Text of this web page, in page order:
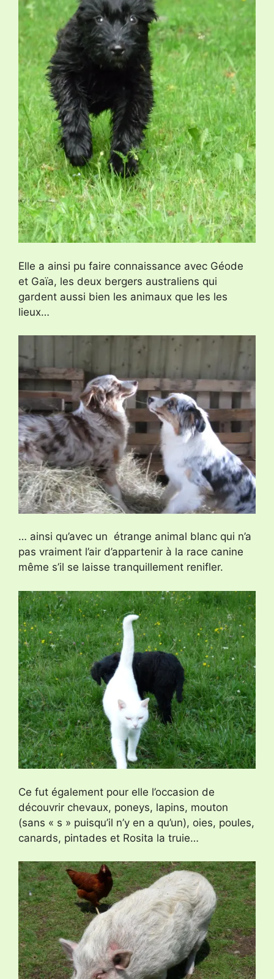
Elle a ainsi pu faire connaissance avec Géode
et Gaïa, les deux bergers australiens qui
gardent aussi bien les animaux que les les
lieux…
… ainsi qu’avec un étrange animal blanc qui n’a
pas vraiment l’air d’appartenir à la race canine
même s’il se laisse tranquillement renifler.
Ce fut également pour elle l’occasion de
découvrir chevaux, poneys, lapins, mouton
(sans « s » puisqu’il n’y en a qu’un), oies, poules,
canards, pintades et Rosita la truie…